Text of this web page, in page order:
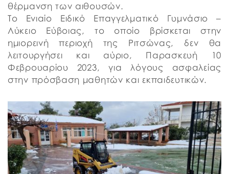
θέρμανση των αιθουσών.
Το Ενιαίο Ειδικό Επαγγελματικό Γυμνάσιο –
Λύκειο Εύβοιας, το οποίο βρίσκεται στην
ημιορεινή περιοχή της Ριτσώνας, δεν θα
λειτουργήσει και αύριο, Παρασκευή 10
Φεβρουαρίου 2023, για λόγους ασφαλείας
στην πρόσβαση μαθητών και εκπαιδευτικών.